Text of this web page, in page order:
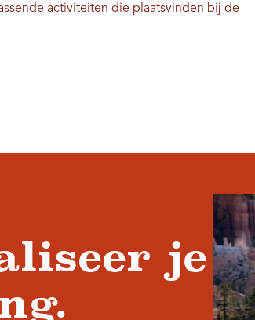
activiteiten die plaatsvinden bij de
je